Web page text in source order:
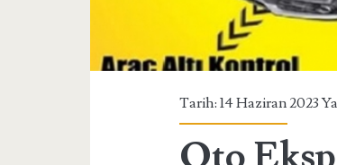
Tarih: 14 Haziran 2023